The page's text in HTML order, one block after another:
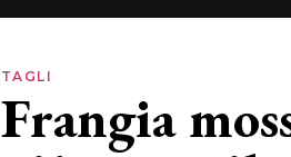
TAGLI
Frangia